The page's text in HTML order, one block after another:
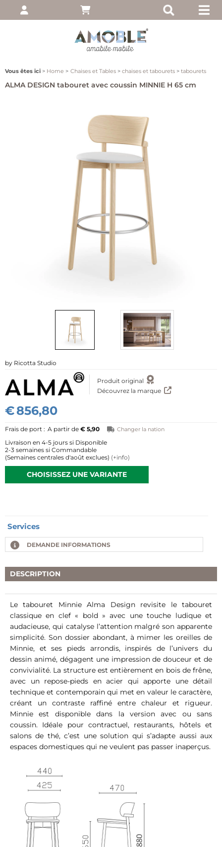
Vous êtes ici Home Chaises et Tables chaises et tabourets tabourets
ALMA DESIGN tabouret avec coussin MINNIE H 65 cm
€856,80
A partir de € 5,90 Changer la nation
Produit original
Découvrez la marque
Ricotta Studio
4-5 jours si Disponible
2-3 semaines si Commandable
(Semaines centrales d'août exclues) (+info)
CHOISISSEZ UNE VARIANTE
Services
DEMANDE INFORMATIONS
DESCRIPTION
Le tabouret Minnie Alma Design revisite le tabouret
classique en clef « bold » avec une touche ludique et
audacieuse, qui catalyse l’attention malgré son apparente
simplicité. Son dossier abondant, à mimer les oreilles de
Minnie, et ses pieds arrondis, inspirés de l’univers du
dessin animé, dégagent une impression de douceur et de
convivialité. La structure est entièrement en bois de frêne,
avec un repose-pieds en acier qui apporte une détail
technique et contemporain qui met en valeur le caractère,
créant un contraste raffiné entre chaleur et rigueur.
Minnie est disponible dans la version avec ou sans
coussin. Idéale pour contractuel, restaurants, hôtels et
salons de thé, c’est une solution qui s’adapte aussi aux
espaces domestiques qui ne veulent pas passer inaperçus.